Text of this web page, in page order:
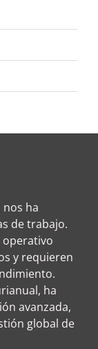
nos ha
de trabajo.
operativo
y requieren
ha
avanzada,
global de